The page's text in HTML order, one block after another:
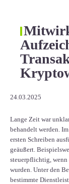
24.03.2025
Lange Zeit war
behandelt werden.
ersten Schreiben
geäußert.
steuerpflichtig, wenn
wurden. Unter den
bestimmte